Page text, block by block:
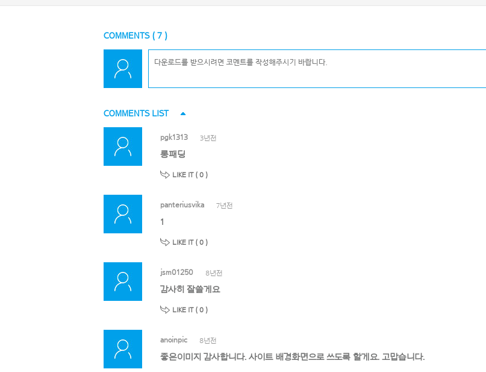
COMMENTS ( 7 )
COMMENTS LIST
pgk1313 3년전
롱패딩
LIKE IT ( 0 )
panteriusvika 7년전
1
LIKE IT ( 0 )
jsm01250 8년전
감사히 잘쓸게요
LIKE IT ( 0 )
anoinpic 8년전
좋은이미지 감사합니다. 사이트 배경화면으로 쓰도록 할게요. 고맙습니다.